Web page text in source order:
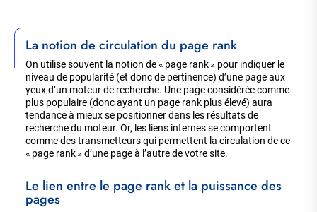
La notion de circulation du page rank
On utilise souvent la notion de « page rank » pour indiquer le
niveau de popularité (et donc de pertinence) d’une page aux
yeux d’un moteur de recherche. Une page considérée comme
plus populaire (donc ayant un page rank plus élevé) aura
tendance à mieux se positionner dans les résultats de
recherche du moteur. Or, les liens internes se comportent
comme des transmetteurs qui permettent la circulation de ce
« page rank » d’une page à l’autre de votre site.
Le lien entre le page rank et la puissance des
pages